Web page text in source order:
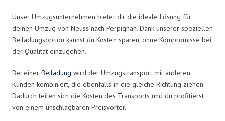
Unser Umzugsunternehmen bietet dir die ideale Lösung für
deinen Umzug von Neuss nach Perpignan. Dank unserer speziellen
Beiladungsoption kannst du Kosten sparen, ohne Kompromisse bei
der Qualität einzugehen.
Bei einer Beiladung wird der Umzugstransport mit anderen
Kunden kombiniert, die ebenfalls in die gleiche Richtung ziehen.
Dadurch teilen sich die Kosten des Transports und du profitierst
von einem unschlagbaren Preisvorteil.